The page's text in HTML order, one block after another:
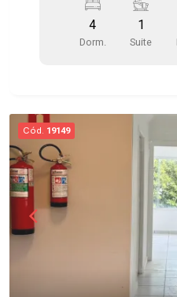
bem distribuída -
serviço - Portão
Sistema de energia
localização no Jardim
Colinas Shopping e
arredores. A poucos
Aranha e da Avenida
acesso à Avenida
Rodovia Presidente
deslocamento rápido
#geraçãoimóveis
#JardimEsplanada
4
Dorm.
1
Suite
Cód. 19149